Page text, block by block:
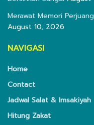
Merawat Memori
August 10, 2026
NAVIGASI
Home
Contact
Jadwal Salat & Imsakiyah
Hitung Zakat